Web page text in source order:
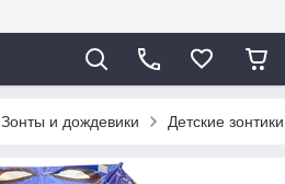
Зонты и дождевики Детские зонтики